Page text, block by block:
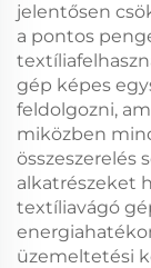
jelentősen
a pontos
gép képes
feldolgozni,
miközben
összeszerelés
alkatrészeket
textíliavágó
üzemeltetési